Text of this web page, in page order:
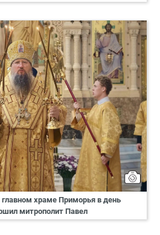
храме Приморья в день
митрополит Павел